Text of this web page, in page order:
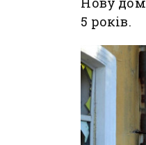
5 років.